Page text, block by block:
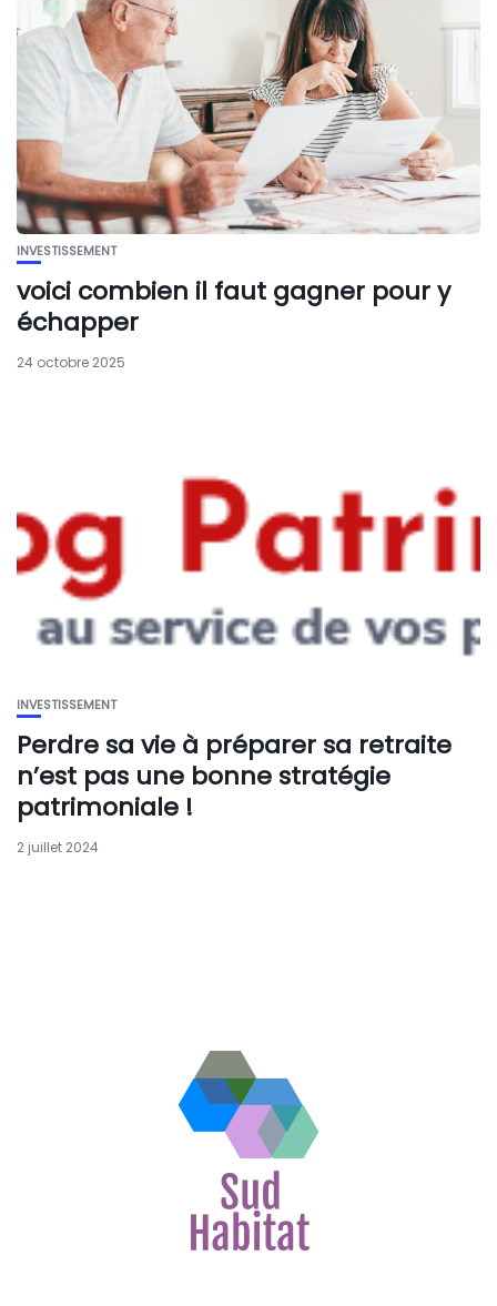
INVESTISSEMENT
voici combien il faut gagner pour y
échapper
24 octobre 2025
INVESTISSEMENT
Perdre sa vie à préparer sa retraite
n’est pas une bonne stratégie
patrimoniale !
2 juillet 2024